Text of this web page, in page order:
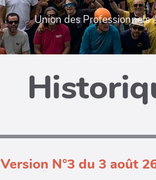
Union des Professionnels
Version N°3 du 3 août